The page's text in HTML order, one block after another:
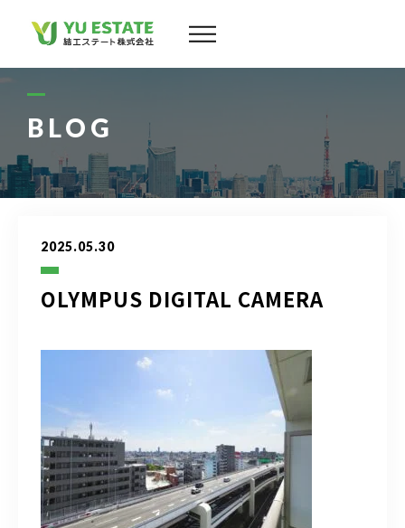
BLOG
2025.05.30
OLYMPUS DIGITAL CAMERA
物件情報
お客様の声
ブログ
アクセス